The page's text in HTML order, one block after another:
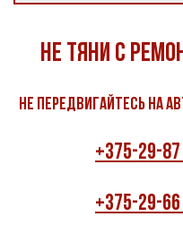
Не тяни с
Не передвигайтесь на
+375-29-
+375-29-